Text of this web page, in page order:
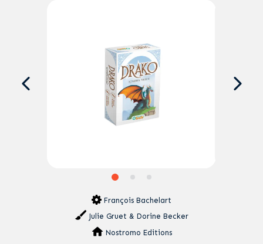
François Bachelart
Julie Gruet & Dorine Becker
Nostromo Editions